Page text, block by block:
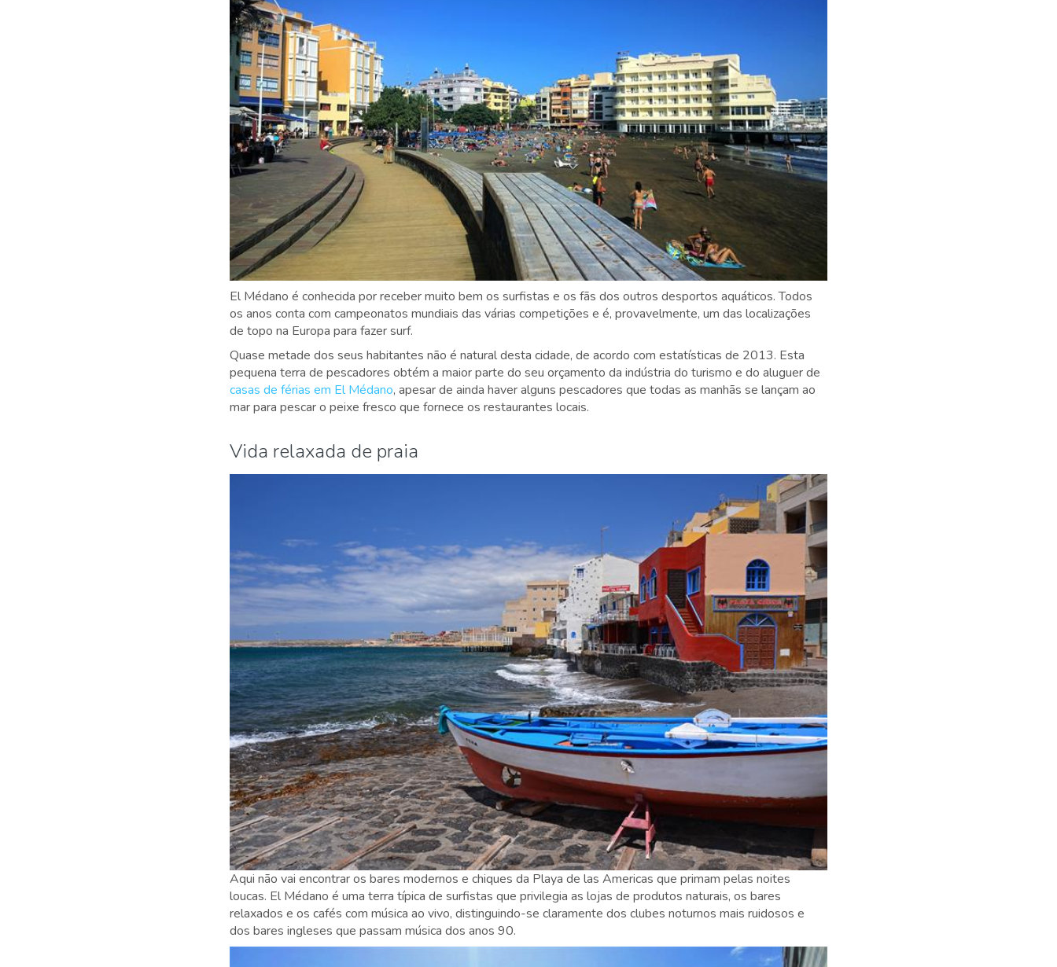
El Médano é conhecida por receber muito bem os surfistas e os fãs dos outros desportos aquáticos. Todos
os anos conta com campeonatos mundiais das várias competições e é, provavelmente, um das localizações
de topo na Europa para fazer surf.
Quase metade dos seus habitantes não é natural desta cidade, de acordo com estatísticas de 2013. Esta
pequena terra de pescadores obtém a maior parte do seu orçamento da indústria do turismo e do aluguer de
casas de férias em El Médano, apesar de ainda haver alguns pescadores que todas as manhãs se lançam ao
mar para pescar o peixe fresco que fornece os restaurantes locais.
Vida relaxada de praia
Aqui não vai encontrar os bares modernos e chiques da Playa de las Americas que primam pelas noites
loucas. El Médano é uma terra típica de surfistas que privilegia as lojas de produtos naturais, os bares
relaxados e os cafés com música ao vivo, distinguindo-se claramente dos clubes noturnos mais ruidosos e
dos bares ingleses que passam música dos anos 90.